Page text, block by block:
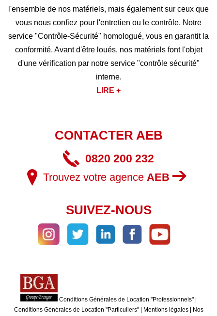
l'ensemble de nos matériels, mais également sur ceux que
vous nous confiez pour l'entretien ou le contrôle. Notre
service "Contrôle-Sécurité" homologué, vous en garantit la
conformité. Avant d'être loués, nos matériels font l'objet
d'une vérification par notre service "contrôle sécurité"
interne.
LIRE +
CONTACTER AEB
0820 200 232
Trouvez votre agence AEB
SUIVEZ-NOUS
Conditions Générales de Location "Professionnels"
Conditions Générales de Location "Particuliers"| Mentions légales|
Nos